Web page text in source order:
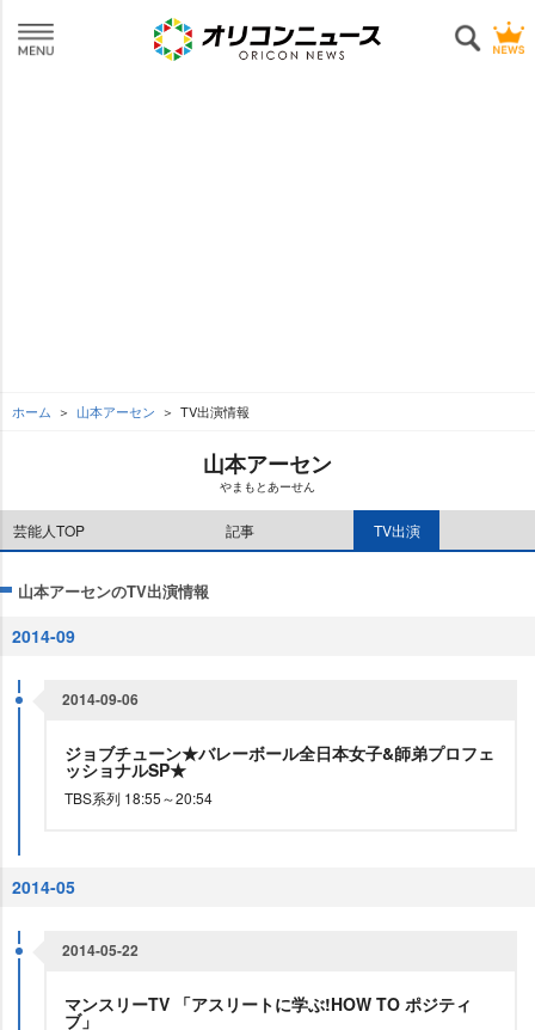
ホーム 山本アーセン TV出演情報
山本アーセン
まもとあーせん
芸能人TOP 記事 TV出演
山本アーセンのTV出演情報
2014-09
2014-09-06
ジョブチューン★バレーボール全日本女子&師弟プロフェ
ッショナルSP★
TBS系列 18:55～20:54
2014-05
2014-05-22
マンスリーTV 「アスリートに学ぶ!HOW TO ポジティ
ブ」